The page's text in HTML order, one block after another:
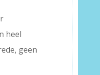
heel
geen